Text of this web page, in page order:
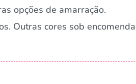
opções de amarração.
Outras cores sob